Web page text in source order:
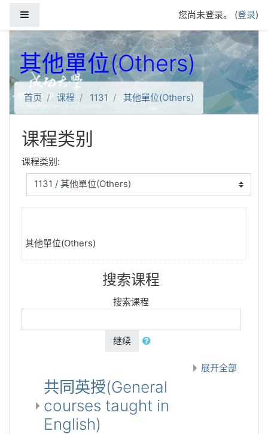
您尚未登录。 (登录)
其他單位(Others)
首页 课程 1131 其他單位(Others)
课程类别
课程类别:
其他單位(Others)
搜索课程
搜索课程
继续
展开全部
共同英授(General
courses taught in
English)